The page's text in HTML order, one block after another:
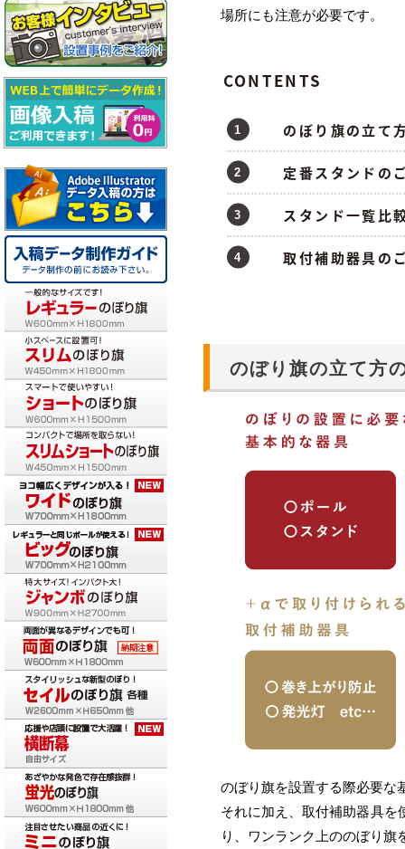
場所にも注意が必要です。
CONTENTS
のぼり旗の立て
定番スタンドの
スタンド一覧比
取付補助器具の
のぼり旗の立て方
のぼり旗を設置する際必要な
それに加え、取付補助器具を
り、ワンランク上ののぼり